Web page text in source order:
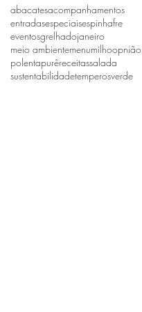
abacatesacompanhamentos
entradasespeciaisespinhafre
eventosgrelhadojaneiro
meio ambientemenumilhoopnião
polentapurêreceitassalada
sustentabilidadetemperosverde